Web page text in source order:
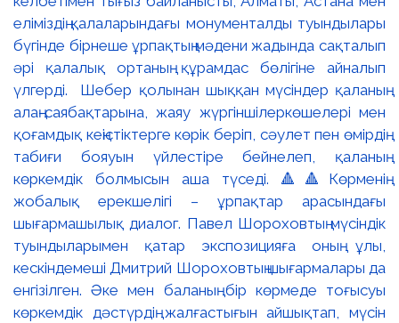
еліміздің қалаларындағы монументалды туындылары
бүгінде бірнеше ұрпақтың мәдени жадында сақталып
әрі қалалық ортаның құрамдас бөлігіне айналып
үлгерді. Шебер қолынан шыққан мүсіндер қаланың
алаң-саябақтарына, жаяу жүргіншілеркөшелері мен
қоғамдық кеңістіктерге көрік беріп, сәулет пен өмірдің
табиғи бояуын үйлестіре бейнелеп, қаланың
көркемдік болмысын аша түседі. 🔺🔺Көрменің
жобалық ерекшелігі – ұрпақтар арасындағы
шығармашылық диалог. Павел Шороховтың мүсіндік
туындыларымен қатар экспозицияға оның ұлы,
кескіндемеші Дмитрий Шороховтың шығармалары да
енгізілген. Әке мен баланың бір көрмеде тоғысуы
көркемдік дәстүрдің жалғастығын айшықтап, мүсін